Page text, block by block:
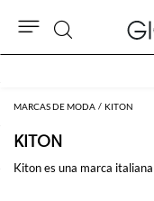
MARCAS DE MODA KITON
KITON
Kiton es una marca
Buscar